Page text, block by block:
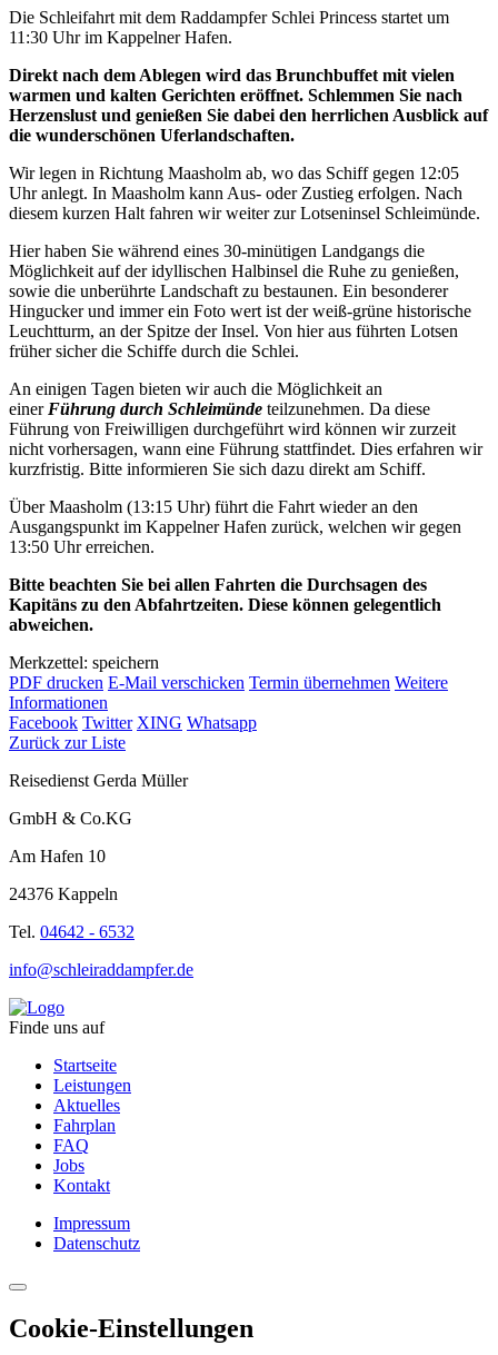
Die Schleifahrt mit dem Raddampfer Schlei Princess startet um
11:30 Uhr im Kappelner Hafen.
Direkt nach dem Ablegen wird das Brunchbuffet mit vielen
warmen und kalten Gerichten eröffnet. Schlemmen Sie nach
Herzenslust und genießen Sie dabei den herrlichen Ausblick auf
die wunderschönen Uferlandschaften.
Wir legen in Richtung Maasholm ab, wo das Schiff gegen 12:05
Uhr anlegt. In Maasholm kann Aus- oder Zustieg erfolgen. Nach
diesem kurzen Halt fahren wir weiter zur Lotseninsel Schleimünde.
Hier haben Sie während eines 30-minütigen Landgangs die
Möglichkeit auf der idyllischen Halbinsel die Ruhe zu genießen,
sowie die unberührte Landschaft zu bestaunen. Ein besonderer
Hingucker und immer ein Foto wert ist der weiß-grüne historische
Leuchtturm, an der Spitze der Insel. Von hier aus führten Lotsen
früher sicher die Schiffe durch die Schlei.
An einigen Tagen bieten wir auch die Möglichkeit an
einer Führung durch Schleimünde teilzunehmen. Da diese
Führung von Freiwilligen durchgeführt wird können wir zurzeit
nicht vorhersagen, wann eine Führung stattfindet. Dies erfahren wir
kurzfristig. Bitte informieren Sie sich dazu direkt am Schiff.
Über Maasholm (13:15 Uhr) führt die Fahrt wieder an den
Ausgangspunkt im Kappelner Hafen zurück, welchen wir gegen
13:50 Uhr erreichen.
Bitte beachten Sie bei allen Fahrten die Durchsagen des
Kapitäns zu den Abfahrtzeiten. Diese können gelegentlich
abweichen.
Merkzettel: speichern
PDF drucken E-Mail verschicken Termin übernehmen Weitere
Informationen
Facebook Twitter XING Whatsapp
Zurück zur Liste
Reisedienst Gerda Müller
GmbH & Co.KG
Am Hafen 10
24376 Kappeln
Tel. 04642 - 6532
info@schleiraddampfer.de
Finde uns auf
Startseite
Leistungen
Aktuelles
Fahrplan
FAQ
Jobs
Kontakt
Impressum
Datenschutz
Cookie-Einstellungen